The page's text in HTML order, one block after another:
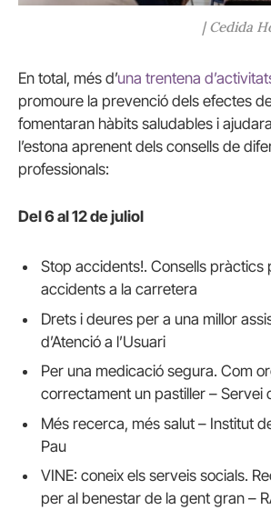
| Cedida
En total, més d’una trentena
promoure la prevenció dels efectes
fomentaran hàbits saludables i
l’estona aprenent dels consells de
professionals:
Del 6 al 12 de juliol
Stop accidents!. Consells pràctics
accidents a la carretera
Drets i deures per a una millor
d’Atenció a l’Usuari
Per una medicació segura. Com
correctament un pastiller – Servei
Més recerca, més salut – Institut
Pau
VINE: coneix els serveis socials.
per al benestar de la gent gran –